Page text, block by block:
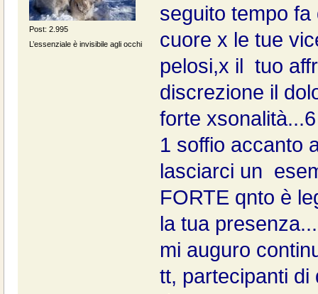
Post: 2.995
L’essenziale è invisibile agli occhi
seguito tempo
cuore x le tue
pelosi,x il tuo
discrezione il
forte
1 soffio accanto
lasciarci un
FORTE qnto è
la tua
mi auguro
tt, partecipanti di